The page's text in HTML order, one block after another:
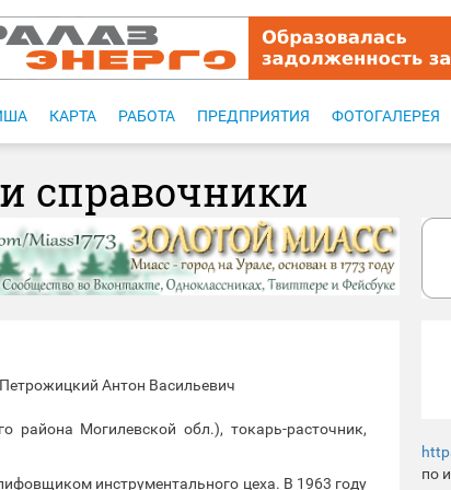
КАРТА РАБОТА ПРЕДПРИЯТИЯ ФОТОГАЛЕРЕЯ
справочники
Антон Васильевич
района Могилевской обл.), токарь-расточник,
инструментального цеха. В 1963 году
по